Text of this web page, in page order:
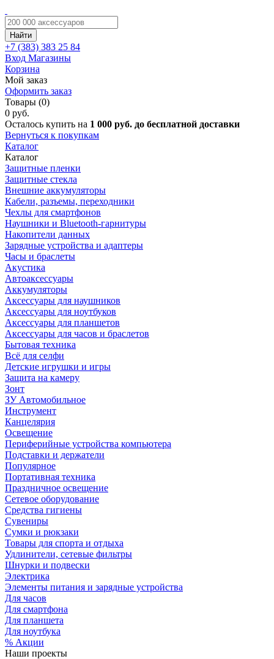
Найти
+7 (383) 383 25 84
Вход Магазины
Корзина
Мой заказ
Оформить заказ
Товары (0)
0 руб.
Осталось купить на 1 000 руб. до бесплатной доставки
Вернуться к покупкам
Каталог
Каталог
Защитные пленки
Защитные стекла
Внешние аккумуляторы
Кабели, разъемы, переходники
Чехлы для смартфонов
Наушники и Bluetooth-гарнитуры
Накопители данных
Зарядные устройства и адаптеры
Часы и браслеты
Акустика
Автоаксессуары
Аккумуляторы
Аксессуары для наушников
Аксессуары для ноутбуков
Аксессуары для планшетов
Аксессуары для часов и браслетов
Бытовая техника
Всё для селфи
Детские игрушки и игры
Защита на камеру
Зонт
ЗУ Автомобильное
Инструмент
Канцелярия
Освещение
Периферийные устройства компьютера
Подставки и держатели
Популярное
Портативная техника
Праздничное освещение
Сетевое оборудование
Средства гигиены
Сувениры
Сумки и рюкзаки
Товары для спорта и отдыха
Удлинители, сетевые фильтры
Шнурки и подвески
Электрика
Элементы питания и зарядные устройства
Для часов
Для смартфона
Для планшета
Для ноутбука
% Акции
Наши проекты